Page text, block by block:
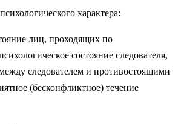
характера:
лиц, проходящих по
состояние следователя,
следователем и противостоящими
(бесконфликтное) течение